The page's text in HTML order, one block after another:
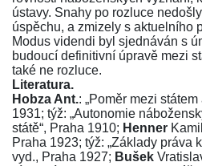
ústavy. Snahy po rozluce
úspěchu, a zmizely s aktuelního
Modus videndi byl sjednáván s
budoucí definitivní úpravě mezi
také ne rozluce.
Literatura.
Hobza Ant.: „Poměr mezi
1931; týž: „Autonomie
státě“, Praha 1910; Henner
Praha 1923; týž: „Základy práva
vyd., Praha 1927; Bušek